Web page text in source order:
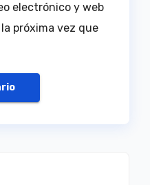
electrónico y web
próxima vez que